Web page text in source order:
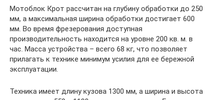
Мотоблок Крот рассчитан на глубину обработки до 250
мм, а максимальная ширина обработки достигает 600
мм. Во время фрезерования доступная
производительность находится на уровне 200 кв. м. в
час. Масса устройства – всего 68 кг, что позволяет
прилагать к технике минимум усилия для ее бережной
эксплуатации.
Техника имеет длину кузова 1300 мм, а ширина и высота